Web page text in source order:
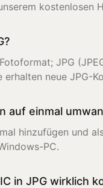
kostenlosen
JPG
neue JPG-
auf einmal
hinzufügen und
PC.
in JPG wirklich